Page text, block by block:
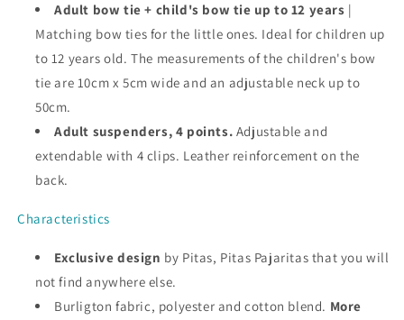
Adult bow tie + child's bow tie up to 12 years |
Matching bow ties for the little ones. Ideal for children up
to 12 years old. The measurements of the children's bow
tie are 10cm x 5cm wide and an adjustable neck up to
50cm.
Adult suspenders, 4 points. Adjustable and
extendable with 4 clips. Leather reinforcement on the
back.
Characteristics
Exclusive design by Pitas, Pitas Pajaritas that you will
not find anywhere else.
Burligton fabric, polyester and cotton blend. More